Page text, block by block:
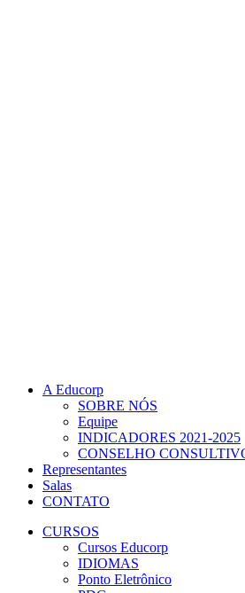
A Educorp
SOBRE NÓS
Equipe
INDICADORES 2021-2025
CONSELHO
Representantes
Salas
CONTATO
CURSOS
Cursos Educorp
IDIOMAS
Ponto Eletrônico